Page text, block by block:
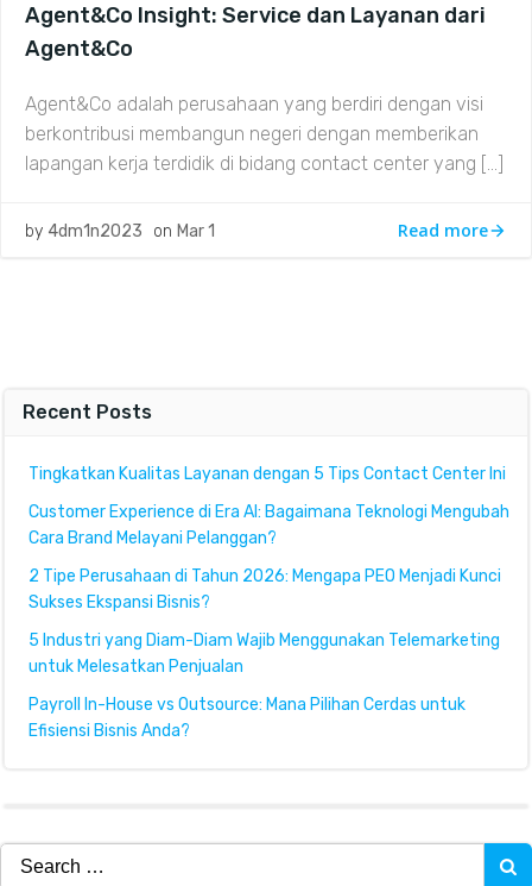
Agent&Co Insight: Service dan Layanan dari
Agent&Co
Agent&Co adalah perusahaan yang berdiri dengan visi
berkontribusi membangun negeri dengan memberikan
lapangan kerja terdidik di bidang contact center yang […]
by 4dm1n2023 on Mar 1 Read more
Recent Posts
Tingkatkan Kualitas Layanan dengan 5 Tips Contact Center Ini
Customer Experience di Era AI: Bagaimana Teknologi Mengubah
Cara Brand Melayani Pelanggan?
2 Tipe Perusahaan di Tahun 2026: Mengapa PEO Menjadi Kunci
Sukses Ekspansi Bisnis?
5 Industri yang Diam-Diam Wajib Menggunakan Telemarketing
untuk Melesatkan Penjualan
Payroll In-House vs Outsource: Mana Pilihan Cerdas untuk
Efisiensi Bisnis Anda?
Search